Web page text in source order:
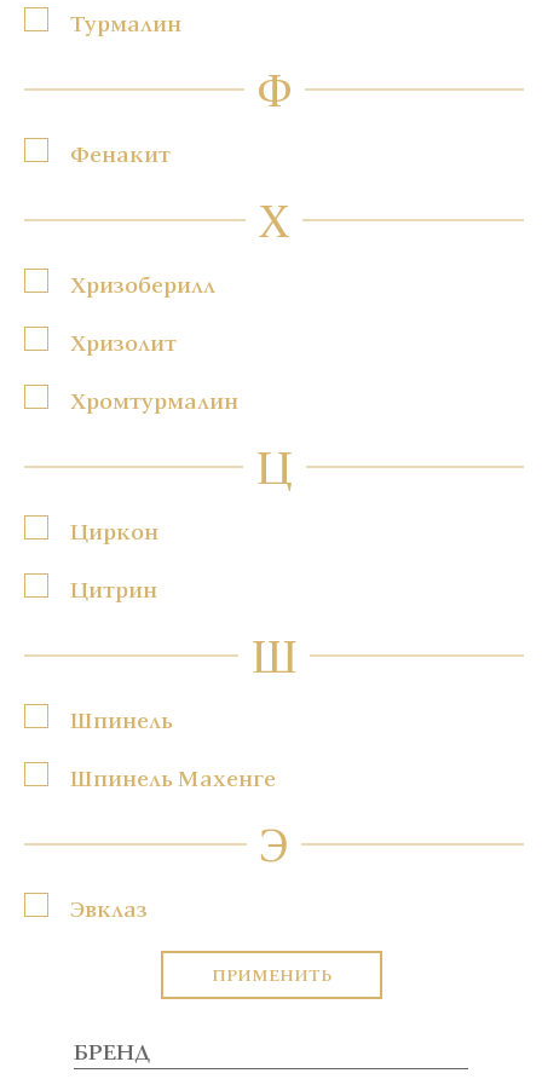
Турмалин
Ф
Фенакит
Х
Хризоберилл
Хризолит
Хромтурмалин
Ц
Циркон
Цитрин
Ш
Шпинель
Шпинель Махенге
Э
Эвклаз
ПРИМЕНИТЬ
БРЕНД